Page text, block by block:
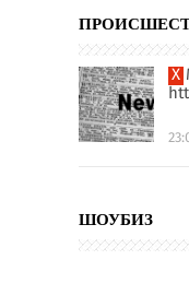
XML error in File:
ШОУБИЗ